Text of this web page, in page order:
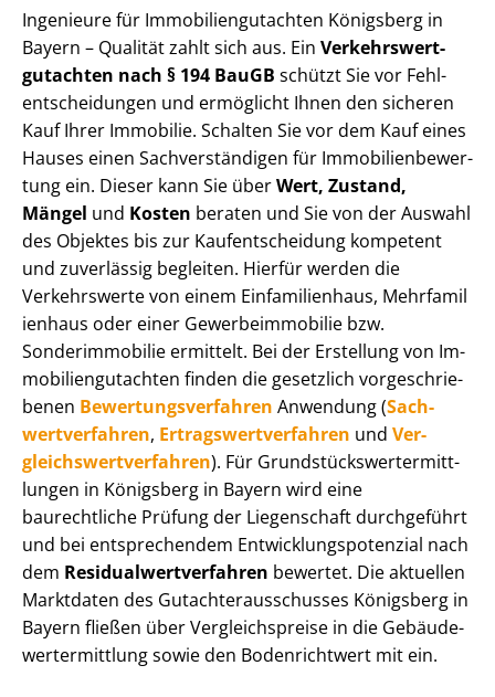
Ingenieure für Im­mo­bi­li­en­gut­ach­ten Königsberg in
Bayern – Qualität zahlt sich aus. Ein Ver­kehrs­wert­
gut­ach­ten nach § 194 BauGB schützt Sie vor Fehl­
ent­schei­dun­gen und ermöglicht Ihnen den sicheren
Kauf Ihrer Immobilie. Schalten Sie vor dem Kauf eines
Hauses einen Sach­ver­stän­di­gen für Im­mo­bi­li­en­be­wer­
tung ein. Dieser kann Sie überWert, Zustand,
Mängel und Kosten beraten und Sie von der Auswahl
des Objektes bis zur Kauf­ent­schei­dung kompetent
und zuverlässig begleiten. Hierfür werden die
Verkehrswerte von einem Einfamilienhaus, Mehr­fa­mi­l
i­en­haus oder einer Ge­wer­be­im­mo­bi­lie bzw.
Sonderimmobilie ermittelt. Bei der Erstellung von Im­
mo­bi­li­en­gut­ach­ten finden die gesetzlich vor­ge­schrie­
be­nen Be­wer­tungs­ver­fah­ren Anwendung (Sach­
wert­ver­fah­ren, Er­trags­wert­ver­fah­ren und Ver­
gleichs­wert­ver­fah­ren). Für Grund­stücks­wert­ermitt­
lun­gen in Königsberg in Bayern wird eine
baurechtliche Prüfung der Liegenschaft durchgeführt
und bei entsprechendem Ent­wick­lungs­po­ten­zi­al nach
dem Re­si­du­al­wert­ver­fah­ren bewertet. Die aktuellen
Marktdaten des Gut­ach­ter­aus­schus­ses Königsberg in
Bayern fließen über Ver­gleichs­prei­se in die Ge­bäu­de­
wert­ermitt­lung sowie den Bodenrichtwert mit ein.